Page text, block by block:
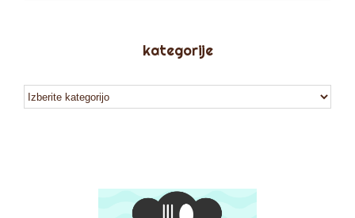
kategorije
kategorije